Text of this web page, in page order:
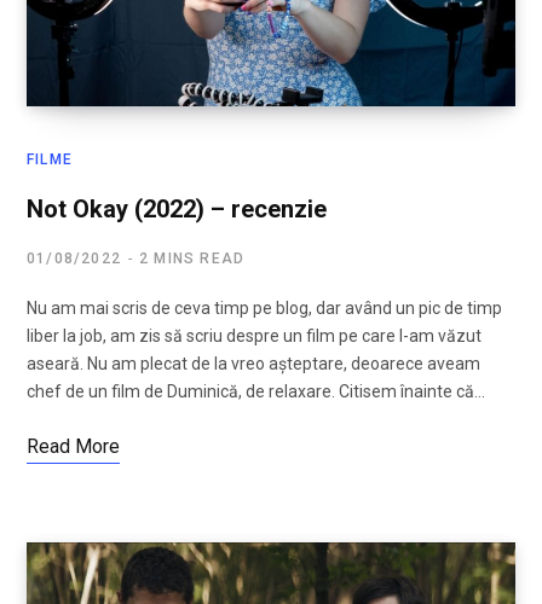
FILME
Not Okay (2022) – recenzie
01/08/2022 2 MINS READ
Nu am mai scris de ceva timp pe blog, dar având un pic de timp
liber la job, am zis să scriu despre un film pe care l-am văzut
aseară. Nu am plecat de la vreo așteptare, deoarece aveam
chef de un film de Duminică, de relaxare. Citisem înainte că…
Read More